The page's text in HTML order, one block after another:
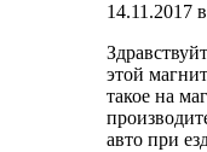
14.11.2017
этой
такое на
авто при